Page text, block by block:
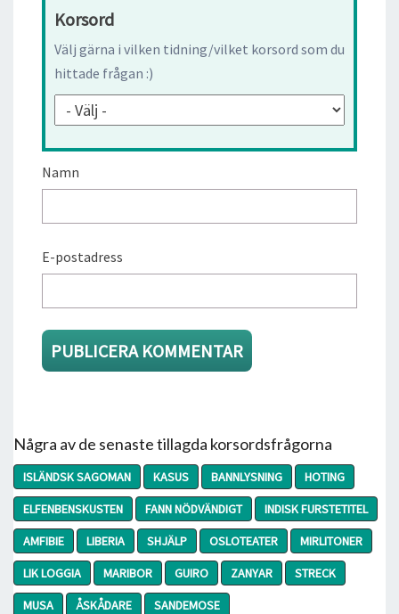
Korsord
Välj gärna i vilken tidning/vilket korsord som du
hittade frågan :)
Namn
E-postadress
Några av de senaste tillagda korsordsfrågorna
ISLÄNDSK SAGOMAN KASUS BANNLYSNING
HOTING
ELFENBENSKUSTEN
FANN NÖDVÄNDIGT
INDISK FURSTETITEL
AMFIBIE
LIBERIA SHJÄLP OSLOTEATER
MIRLITONER
LIK LOGGIA
MARIBOR GUIRO ZANYAR
STRECK
MUSA
ÅSKÅDARE SANDEMOSE